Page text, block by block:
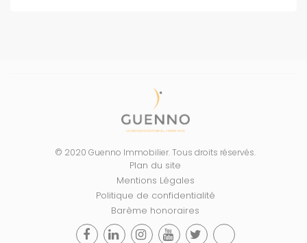
© 2020 Guenno Immobilier. Tous droits réservés.
Plan du site
Mentions Légales
Politique de confidentialité
Barème honoraires